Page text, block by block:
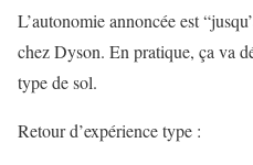
L’autonomie annoncée est
chez Dyson. En pratique, ça va
type de sol.
Retour d’expérience type :